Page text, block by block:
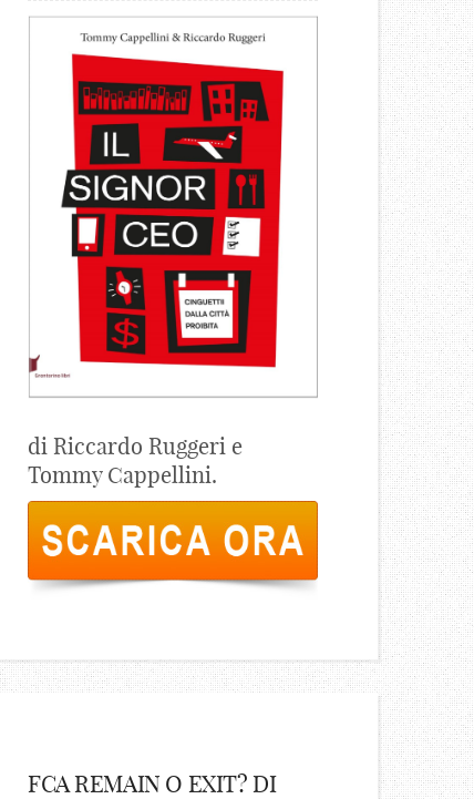
di Riccardo Ruggeri e
Tommy Cappellini.
FCA REMAIN O EXIT? DI